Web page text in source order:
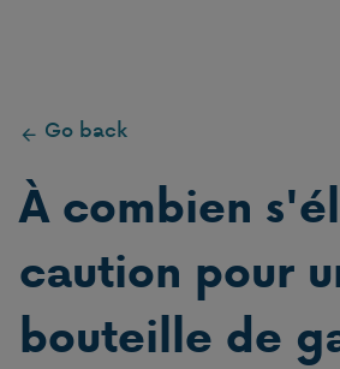
Go back
À combien
caution pour
bouteille de